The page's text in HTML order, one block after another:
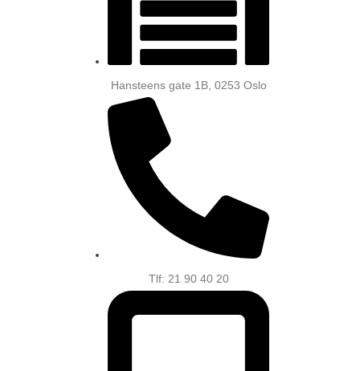
Hansteens gate 1B, 0253 Oslo
Tlf: 21 90 40 20